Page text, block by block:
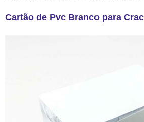
Cartão de Pvc Branco para